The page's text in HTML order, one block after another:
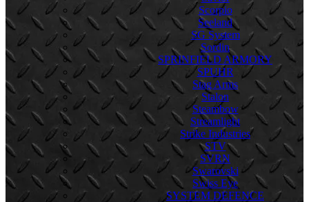
Scorpio
Seeland
SG System
Sordin
SPRINFIELD ARMORY
SPUHR
Stag Arms
Stalon
Steambow
Streamlight
Strike Industries
STV
SVRN
Swarovski
Swiss Eye
SYSTEM DEFENCE